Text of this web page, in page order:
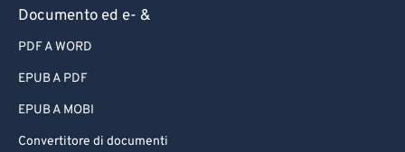
Documento ed e- &
PDF A WORD
EPUB A PDF
EPUB A MOBI
Convertitore di documenti